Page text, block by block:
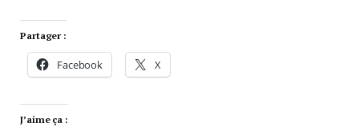
Partager :
Facebook X
J’aime ça :